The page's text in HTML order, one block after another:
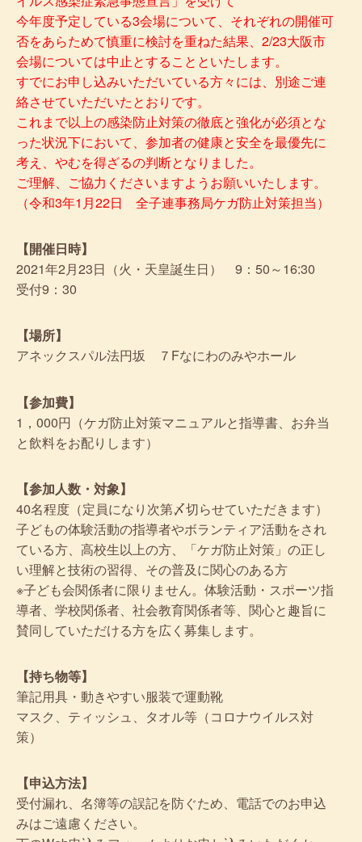
今年度予定している3会場について、それぞれの開催可
否をあらためて慎重に検討を重ねた結果、2/23大阪市
会場については中止とすることといたします。
すでにお申し込みいただいている方々には、別途ご連
絡させていただいたとおりです。
これまで以上の感染防止対策の徹底と強化が必須とな
った状況下において、参加者の健康と安全を最優先に
考え、やむを得ざるの判断となりました。
ご理解、ご協力くださいますようお願いいたします。
（令和3年1月22日 全子連事務局ケガ防止対策担当）
【開催日時】
2021年2月23日（火・天皇誕生日） 9：50～16:30
受付9：30
【場所】
アネックスパル法円坂 ７Fなにわのみやホール
【参加費】
1，000円（ケガ防止対策マニュアルと指導書、お弁当
と飲料をお配りします）
【参加人数・対象】
40名程度（定員になり次第〆切らせていただきます）
子どもの体験活動の指導者やボランティア活動をされ
ている方、高校生以上の方、「ケガ防止対策」の正し
い理解と技術の習得、その普及に関心のある方
※子ども会関係者に限りません。体験活動・スポーツ指
導者、学校関係者、社会教育関係者等、関心と趣旨に
賛同していただける方を広く募集します。
【持ち物等】
筆記用具・動きやすい服装で運動靴
マスク、ティッシュ、タオル等（コロナウイルス対
策）
【申込方法】
受付漏れ、名簿等の誤記を防ぐため、電話でのお申込
みはご遠慮ください。